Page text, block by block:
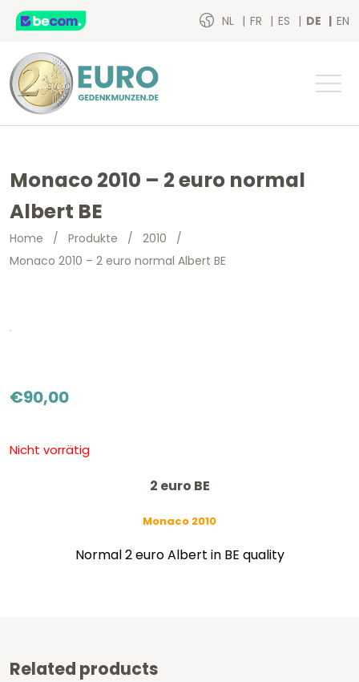
NL FR ES DE EN
Monaco 2010 – 2 euro normal
Albert BE
Home / Produkte / 2010 /
Monaco 2010 – 2 euro normal Albert BE
€90,00
Nicht vorrätig
2 euro BE
Monaco 2010
Normal 2 euro Albert in BE quality
Related products